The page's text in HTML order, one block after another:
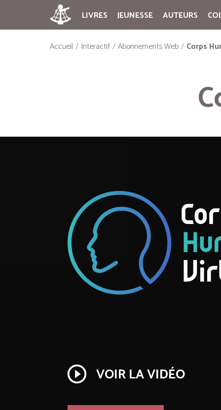
LIVRES JEUNESSE AUTEURS
Accueil Interactif Abonnements Web Corps
play_circle_outline VOIR LA VIDÉO